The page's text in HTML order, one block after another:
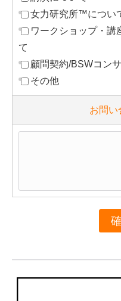
女力研究所™につい
ワークショップ・講
て
顧問契約/BSWコン
その他
お問い